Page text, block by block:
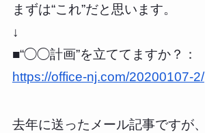
まずは“これ”だと思います。
↓
■“◯◯計画”を立ててますか？：
https://office-nj.com/20200107-2/
去年に送ったメール記事ですが、